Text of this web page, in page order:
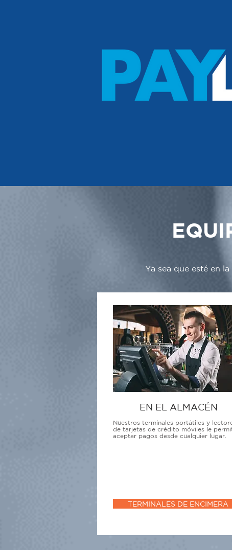
Ya sea que esté en
EN EL ALMACÉN
Nuestros terminales portátiles y
de tarjetas de crédito móviles le
aceptar pagos desde cualquier lugar.
TERMINALES DE ENCIMERA